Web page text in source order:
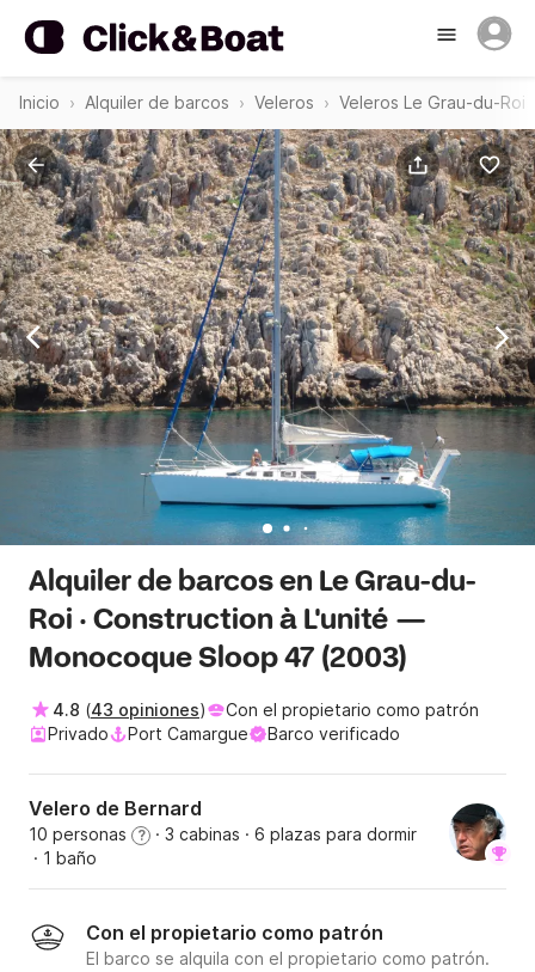
Inicio Alquiler de barcos Veleros Veleros Le Grau-du-Roi
Alquiler de barcos en Le Grau-du-
Roi · Construction à L'unité —
Monocoque Sloop 47 (2003)
4.8 (43 opiniones)
Con el propietario como patrón
Privado
Port Camargue Barco verificado
Velero de Bernard
10 personas ? · 3 cabinas · 6 plazas para dormir
· 1 baño
Con el propietario como patrón
El barco se alquila con el propietario como patrón.